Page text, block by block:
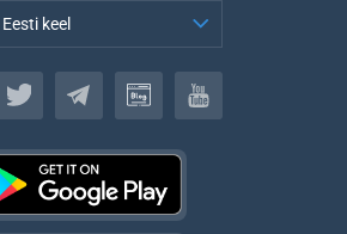
Eesti keel
Eesti keel